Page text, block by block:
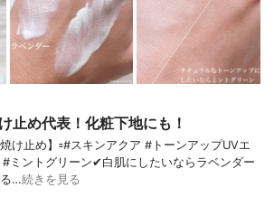
止め代表！化粧下地にも！
け止め】▫️#スキンアクア #トーンアップUVエ
ミントグリーン✔白肌にしたいならラベンダー
…続きを見る